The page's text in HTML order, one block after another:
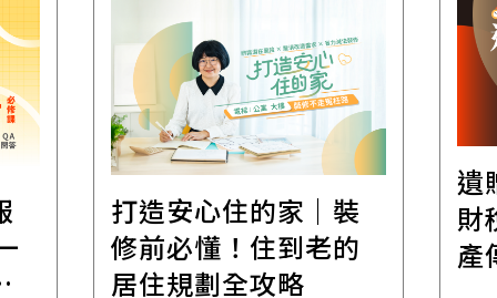
打造安心住的家｜裝
修前必懂！住到老的
居住規劃全攻略
遺
財
產